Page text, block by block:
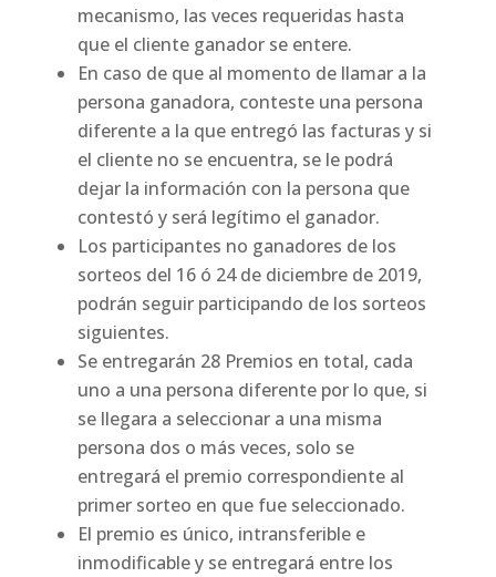
mecanismo, las veces requeridas hasta
que el cliente ganador se entere.
En caso de que al momento de llamar a la
persona ganadora, conteste una persona
diferente a la que entregó las facturas y si
el cliente no se encuentra, se le podrá
dejar la información con la persona que
contestó y será legítimo el ganador.
Los participantes no ganadores de los
sorteos del 16 ó 24 de diciembre de 2019,
podrán seguir participando de los sorteos
siguientes.
Se entregarán 28 Premios en total, cada
uno a una persona diferente por lo que, si
se llegara a seleccionar a una misma
persona dos o más veces, solo se
entregará el premio correspondiente al
primer sorteo en que fue seleccionado.
El premio es único, intransferible e
inmodificable y se entregará entre los